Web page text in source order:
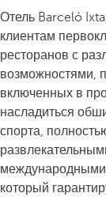
Отель Barceló
клиентам
ресторанов с
возможностями,
включенных в
насладиться
спорта,
международными
который